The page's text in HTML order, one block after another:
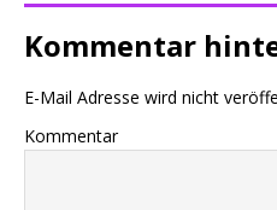
Kommentar
E-Mail Adresse wird nicht
Kommentar